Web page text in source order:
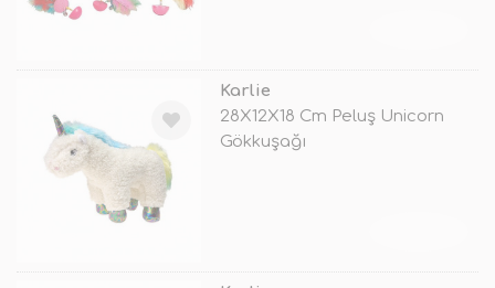
Karlie
28X12X18 Cm Peluş Unicorn
Gökkuşağı